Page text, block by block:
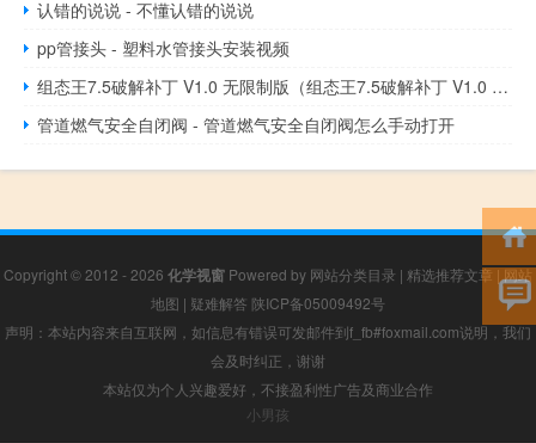
认错的说说 - 不懂认错的说说
pp管接头 - 塑料水管接头安装视频
组态王7.5破解补丁 V1.0 无限制版（组态王7.5破解补丁 V1.0 无限制版功能简介）
管道燃气安全自闭阀 - 管道燃气安全自闭阀怎么手动打开
Copyright © 2012 - 2026 化学视窗 Powered by 网站分类目录 | 精选推荐文章|网站
地图 | 疑难解答 陕ICP备05009492号
声明：本站内容来自互联网，如信息有错误可发邮件到f_fb#foxmail.com说明，我们
会及时纠正，谢谢
本站仅为个人兴趣爱好，不接盈利性广告及商业合作
小男孩